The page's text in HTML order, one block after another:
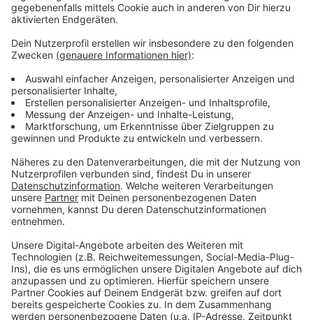
Anzeige
Nach ersten Angaben der Polizei sind von dem
Stromausfall etwa 280 Haushalte betroffen, die sich
in der Nähe der betroffenen Trafostation in der
ausgebrannt. Warum der Trafo gebrannt hat, ist noch
unklar. Hinweise auf einen Anschlag gebe es nicht. Die
Polizei ermittelt.
Anzeige